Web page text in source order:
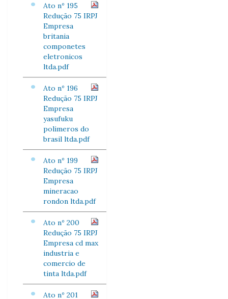
Ato nº 195
Redução 75 IRPJ
Empresa
britania
componetes
eletronicos
ltda.pdf
Ato nº 196
Redução 75 IRPJ
Empresa
yasufuku
polimeros do
brasil ltda.pdf
Ato nº 199
Redução 75 IRPJ
Empresa
mineracao
rondon ltda.pdf
Ato nº 200
Redução 75 IRPJ
Empresa cd max
industria e
comercio de
tinta ltda.pdf
Ato nº 201